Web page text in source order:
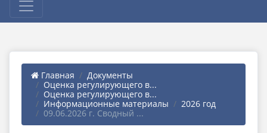
Главная
Документы
Оценка регулирующего в...
Оценка регулирующего в...
Информационные материалы
2026 год
09.06.2026 г. Сводный ...